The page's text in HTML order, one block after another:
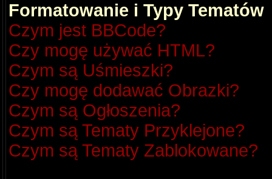
Formatowanie i Typy Tematów
Czym jest BBCode?
Czy mogę używać HTML?
Czym są Uśmieszki?
Czy mogę dodawać Obrazki?
Czym są Ogłoszenia?
Czym są Tematy Przyklejone?
Czym są Tematy Zablokowane?